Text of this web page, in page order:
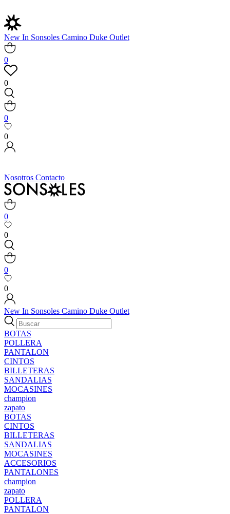
New In Sonsoles Camino Duke Outlet
0
0
0
0
Nosotros Contacto
0
0
0
0
New In Sonsoles Camino Duke Outlet
BOTAS
POLLERA
PANTALON
CINTOS
BILLETERAS
SANDALIAS
MOCASINES
champion
zapato
BOTAS
CINTOS
BILLETERAS
SANDALIAS
MOCASINES
ACCESORIOS
PANTALONES
champion
zapato
POLLERA
PANTALON